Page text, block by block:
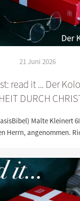
21 Juni 2026
read it ... Der
DURCH
Malte Kleinert
Herrn, angenommen.